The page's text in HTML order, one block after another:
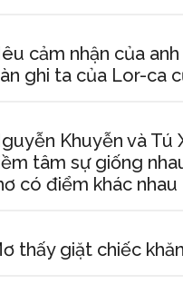
cảm nhận của
ghi ta của Lor-ca
Khuyễn và Tú
tâm sự giống
có điểm khác nhau
thấy giặt chiếc